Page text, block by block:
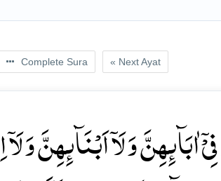
Complete Sura « Next Ayat
وَ لَاۤ اَبۡنَآئِہِنَّ وَ